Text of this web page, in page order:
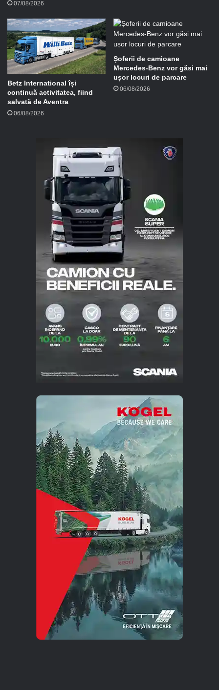
07/08/2026
Betz International își
continuă activitatea, fiind
salvată de Aventra
06/08/2026
Șoferii de camioane
Mercedes-Benz vor găsi mai
ușor locuri de parcare
06/08/2026